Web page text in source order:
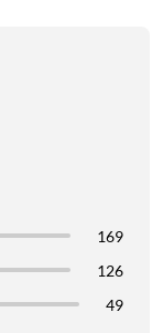
eller grön.
169
126
49